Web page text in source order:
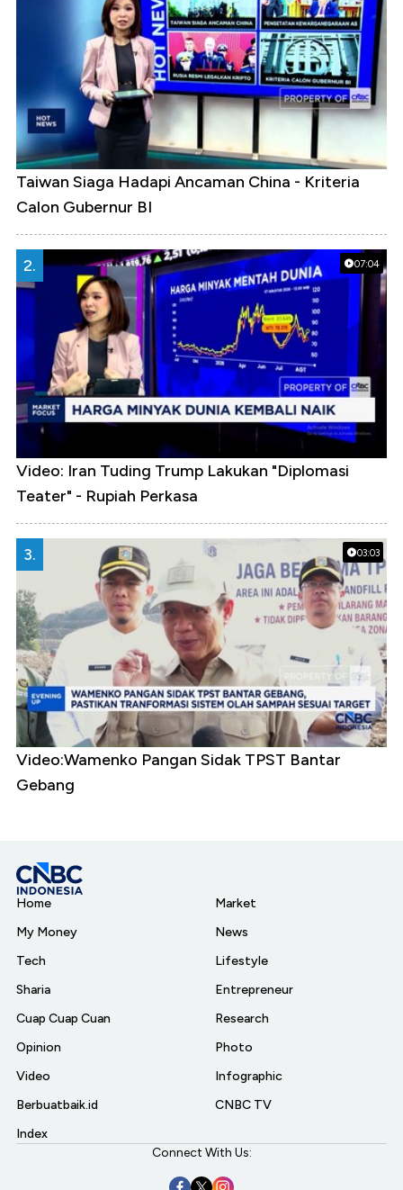
Taiwan Siaga Hadapi Ancaman China - Kriteria
Calon Gubernur BI
07:04
2.
Video: Iran Tuding Trump Lakukan "Diplomasi
Teater" - Rupiah Perkasa
03:03
3.
Video:Wamenko Pangan Sidak TPST Bantar
Gebang
Home
My Money
Tech
Sharia
Cuap Cuap Cuan
Opinion
Video
Berbuatbaik.id
Index
Market
News
Lifestyle
Entrepreneur
Research
Photo
Infographic
CNBC TV
Connect With Us: